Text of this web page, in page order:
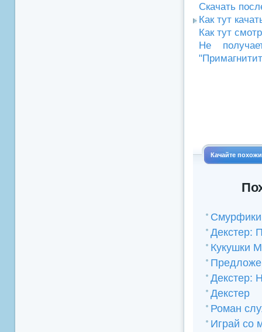
Скачать
Как тут
Как тут
Не
Качайте
Декстер:
Кукушки
Декстер:
Декстер
Роман
Играй со